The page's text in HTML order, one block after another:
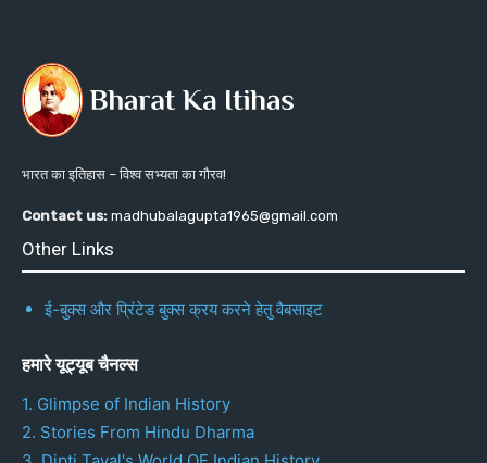
भारत का इतिहास – विश्व सभ्यता का गौरव!
Contact us: madhubalagupta1965@gmail.com
Other Links
ई-बुक्स और प्रिंटेड बुक्स क्रय करने हेतु वैबसाइट
हमारे यूट्यूब चैनल्स
1. Glimpse of Indian History
2. Stories From Hindu Dharma